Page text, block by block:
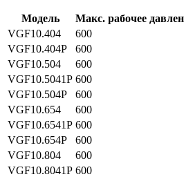
Модель Макс. рабочее
VGF10.404
600
VGF10.404P
600
VGF10.504
600
VGF10.5041P 600
VGF10.504P
600
VGF10.654
600
VGF10.6541P 600
VGF10.654P
600
VGF10.804
600
VGF10.8041P 600